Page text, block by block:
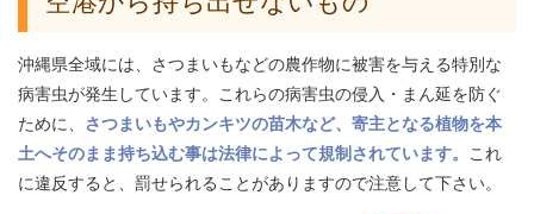
沖縄県全域には、さつまいもなどの農作物に被害を与える特別な
病害虫が発生しています。これらの病害虫の侵入・まん延を防ぐ
ために、
さつまいもやカンキツの苗木など、寄主となる植物を本
土へそのまま持ち込む事は法律によって規制されています。 これ
に違反すると、罰せられることがありますので注意して下さい。